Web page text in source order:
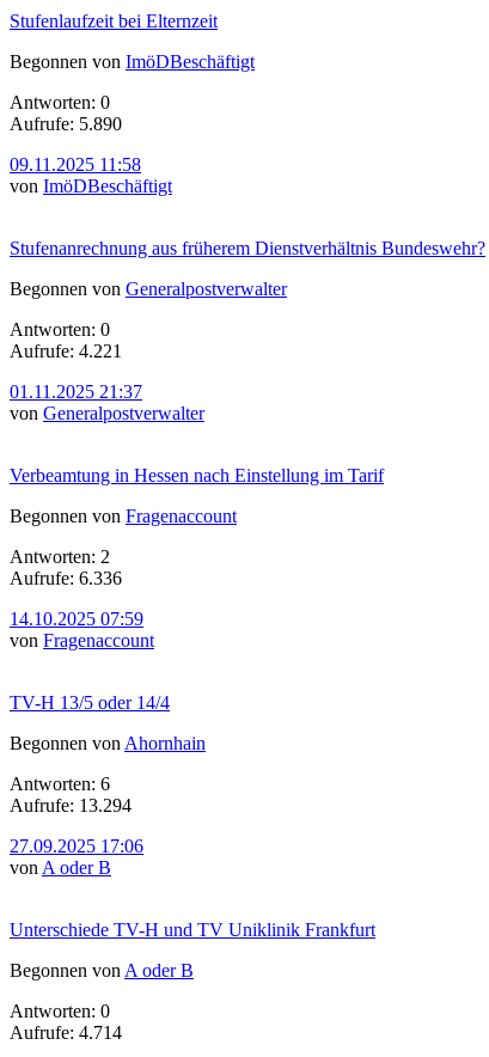
Stufenlaufzeit bei Elternzeit
Begonnen von ImöDBeschäftigt
Antworten: 0
Aufrufe: 5.890
09.11.2025 11:58
von ImöDBeschäftigt
Stufenanrechnung aus früherem Dienstverhältnis Bundeswehr?
Begonnen von Generalpostverwalter
Antworten: 0
Aufrufe: 4.221
01.11.2025 21:37
von Generalpostverwalter
Verbeamtung in Hessen nach Einstellung im Tarif
Begonnen von Fragenaccount
Antworten: 2
Aufrufe: 6.336
14.10.2025 07:59
von Fragenaccount
TV-H 13/5 oder 14/4
Begonnen von Ahornhain
Antworten: 6
Aufrufe: 13.294
27.09.2025 17:06
von A oder B
Unterschiede TV-H und TV Uniklinik Frankfurt
Begonnen von A oder B
Antworten: 0
Aufrufe: 4.714